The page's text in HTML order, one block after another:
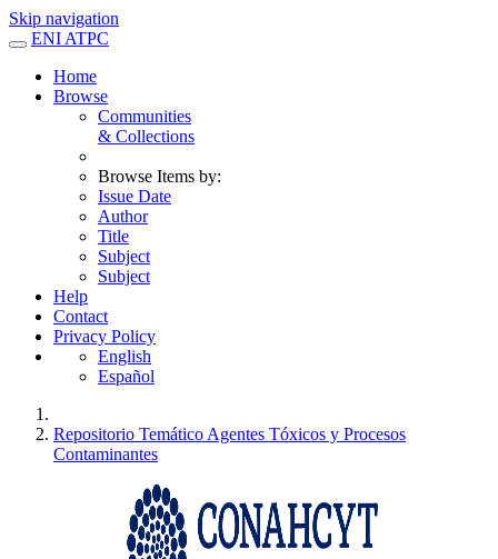
Skip navigation
ENI ATPC
Home
Browse
Communities
& Collections
Browse Items by:
Issue Date
Author
Title
Subject
Subject
Help
Contact
Privacy Policy
English
Español
Repositorio Temático Agentes Tóxicos y Procesos
Contaminantes